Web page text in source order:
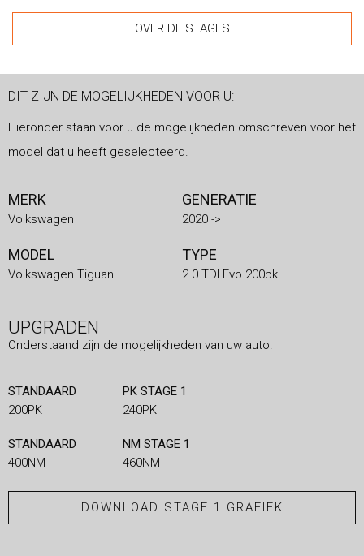
OVER DE STAGES
DIT ZIJN DE MOGELIJKHEDEN VOOR U:
Hieronder staan voor u de mogelijkheden omschreven voor het
model dat u heeft geselecteerd.
MERK
Volkswagen
GENERATIE
2020 ->
MODEL
Volkswagen Tiguan
TYPE
2.0 TDI Evo 200pk
UPGRADEN
Onderstaand zijn de mogelijkheden van uw auto!
STANDAARD
200PK
PK STAGE 1
240PK
STANDAARD
400NM
NM STAGE 1
460NM
DOWNLOAD STAGE 1 GRAFIEK